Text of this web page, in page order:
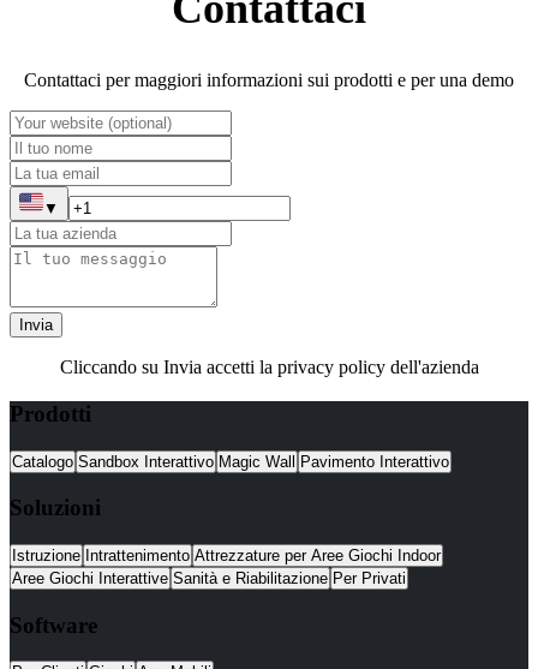
Contattaci per maggiori informazioni sui prodotti e per una demo
▼
Invia
Cliccando su Invia accetti la privacy policy dell'azienda
Prodotti
Catalogo Sandbox Interattivo Magic Wall Pavimento Interattivo
Soluzioni
Istruzione Intrattenimento Attrezzature per Aree Giochi Indoor
Aree Giochi Interattive Sanità e Riabilitazione Per Privati
Software